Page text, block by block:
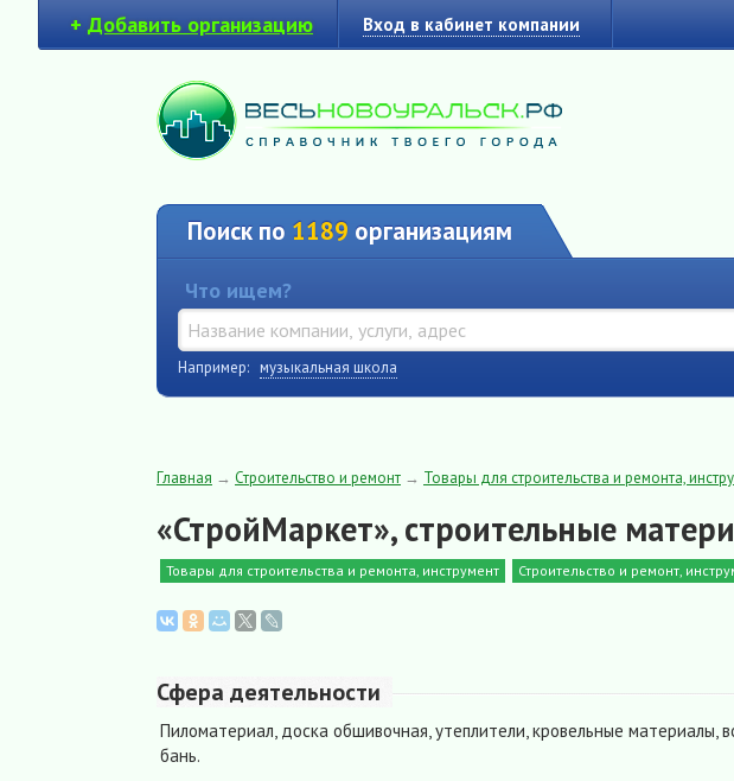
+ Добавить организацию Вход в кабинет компании
Поиск по 1189 организациям
Что ищем?
Например: музыкальная школа
Главная → Строительство и ремонт → Товары для строительства и ремонта,
«СтройМаркет», строительные
Товары для строительства и ремонта, инструмент Строительство и ремонт,
Сфера деятельности
Пиломатериал, доска обшивочная, утеплители, кровельные материалы,
бань.